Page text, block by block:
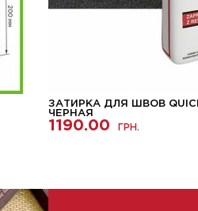
ЗАТИРКА ДЛЯ ШВОВ
ЧЕРНАЯ
1190.00 ГРН.